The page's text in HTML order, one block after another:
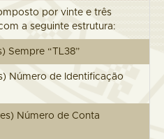
por vinte e três
a seguinte estrutura:
Sempre “TL38”
Número de Identificação
Número de Conta